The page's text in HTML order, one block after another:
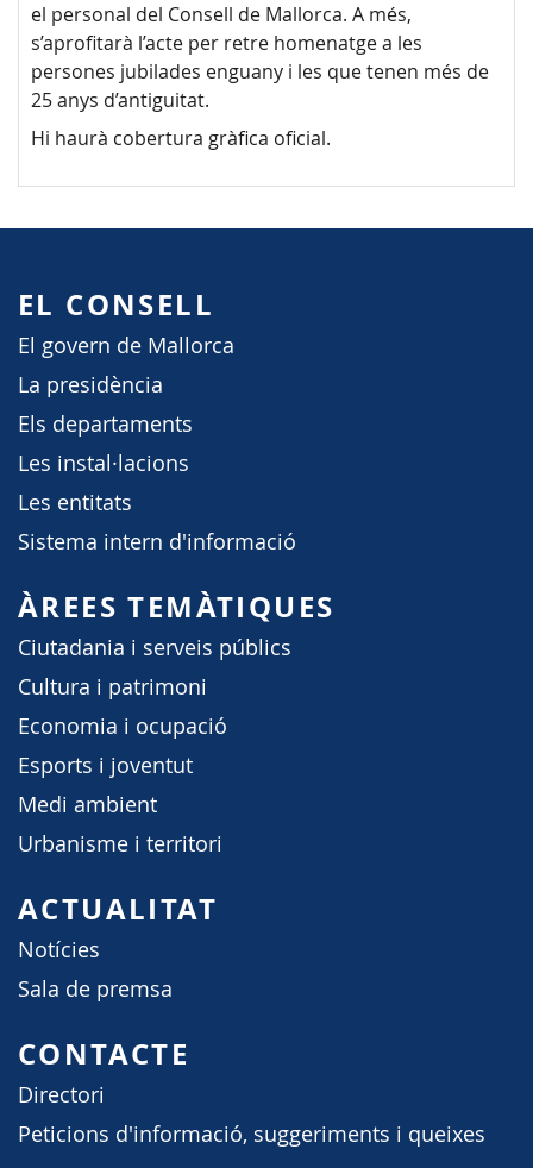
el personal del Consell de Mallorca. A més,
s’aprofitarà l’acte per retre homenatge a les
persones jubilades enguany i les que tenen més de
25 anys d’antiguitat.
Hi haurà cobertura gràfica oficial.
EL CONSELL
El govern de Mallorca
La presidència
Els departaments
Les instal·lacions
Les entitats
Sistema intern d'informació
ÀREES TEMÀTIQUES
Ciutadania i serveis públics
Cultura i patrimoni
Economia i ocupació
Esports i joventut
Medi ambient
Urbanisme i territori
ACTUALITAT
Notícies
Sala de premsa
CONTACTE
Directori
Peticions d'informació, suggeriments i queixes